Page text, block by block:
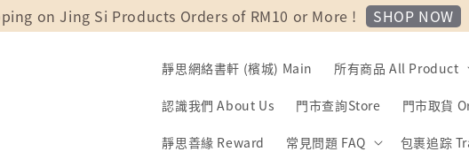
on Jing Si Products Orders of RM10 or More ! SHOP NOW
靜思網絡書軒 (檳城) Main 所有商品 All Product
認識我們 About Us 門市查詢Store 門市取貨
靜思善緣 Reward 常見問題 FAQ 包裹追踪